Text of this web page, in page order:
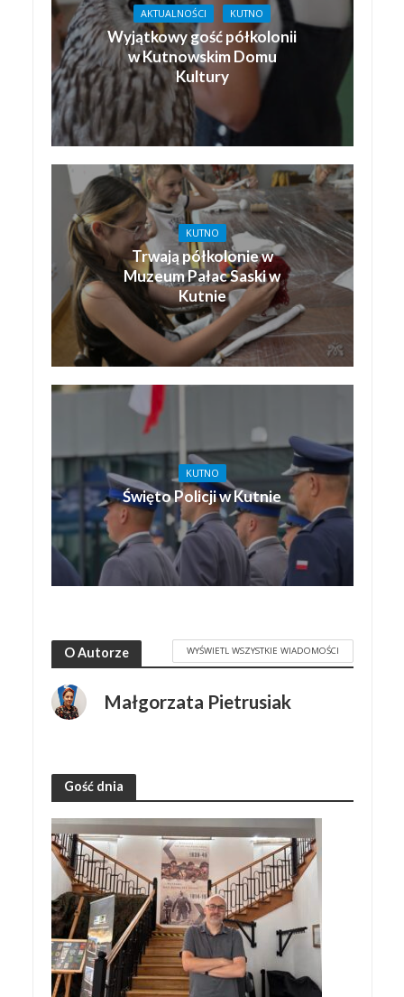
AKTUALNOŚCI KUTNO
Wyjątkowy gość półkolonii
w Kutnowskim Domu
Kultury
KUTNO
Trwają półkolonie w
Muzeum Pałac Saski w
Kutnie
KUTNO
Święto Policji w Kutnie
O Autorze WYŚWIETL WSZYSTKIE WIADOMOŚCI
Małgorzata Pietrusiak
Gość dnia